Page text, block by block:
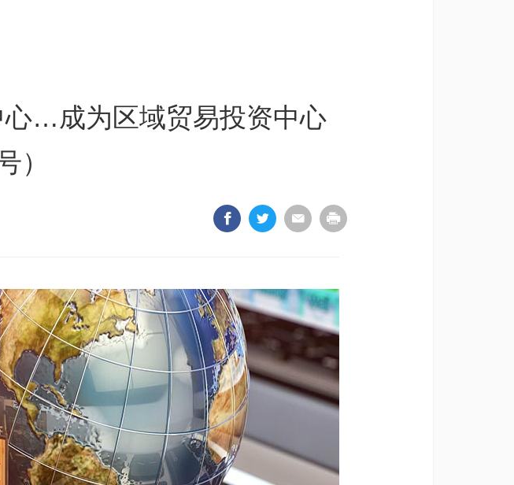
…成为区域贸易投资中心
）